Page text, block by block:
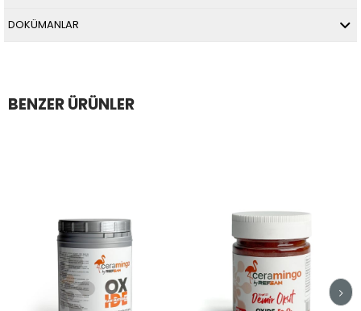
DOKÜMANLAR
BENZER ÜRÜNLER